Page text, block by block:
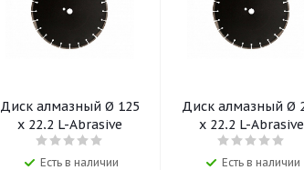
Диск алмазный Ø 125
x 22,2 L-Abrasive
Есть в наличии
Диск алмазный Ø 230
x 22,2 L-Abrasive
Есть в наличии